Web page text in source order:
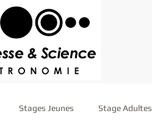
Stages Jeunes Stage Adultes